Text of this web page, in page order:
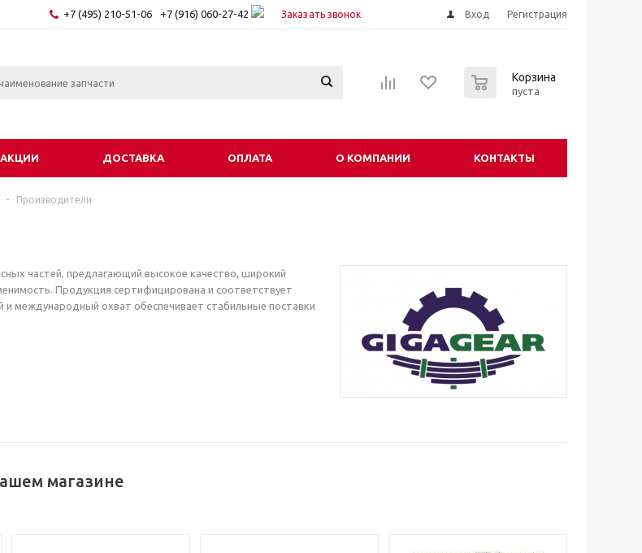
+7 (495) 210-51-06 +7 (916) 060-27-42 Заказать звонок Вход Регистрация
Корзина
пуста
АКЦИИ ДОСТАВКА ОПЛАТА О КОМПАНИИ КОНТАКТЫ
- Производители
частей, предлагающий высокое качество, широкий
Продукция сертифицирована и соответствует
и международный охват обеспечивает стабильные поставки
магазине